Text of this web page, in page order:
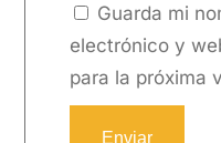
Guarda mi
electrónico y
para la próxima